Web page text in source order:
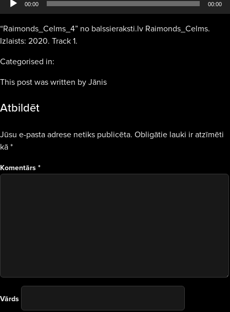
00:00 00:00
“Raimonds_Celms_4” no balssieraksti.lv Raimonds_Celms.
Izlaists: 2020. Track 1.
Categorised in:
This post was written by Jānis
Atbildēt
Jūsu e-pasta adrese netiks publicēta. Obligātie lauki ir atzīmēti
kā*
Komentārs *
Vārds